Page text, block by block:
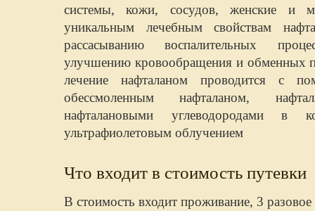
системы, кожи, сосудов, женские и
уникальным лечебным свойствам
рассасыванию воспалительных
улучшению кровообращения и обменных
лечение нафталаном проводится с
обессмоленным нафталаном,
нафталановыми углеводородами
ультрафиолетовым облучением
Что входит в стоимость путевки
В стоимость входит проживание, 3